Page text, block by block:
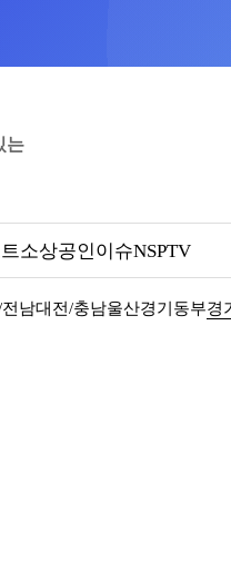
는
소상공인이슈NSPTV
남대전/충남울산경기동부경